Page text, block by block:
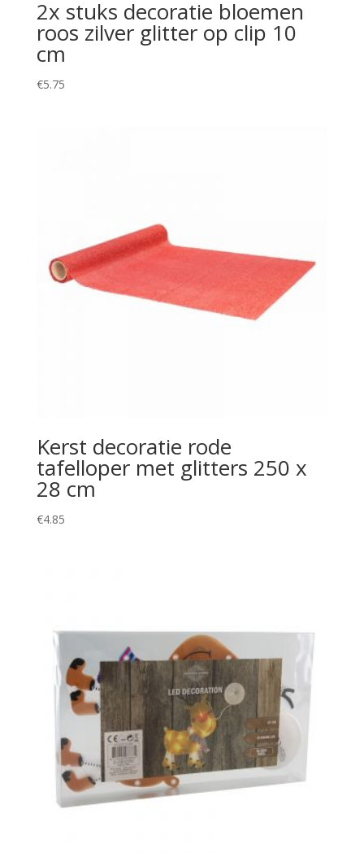
2x stuks decoratie bloemen
roos zilver glitter op clip 10
cm
€5.75
Kerst decoratie rode
tafelloper met glitters 250 x
28 cm
€4.85